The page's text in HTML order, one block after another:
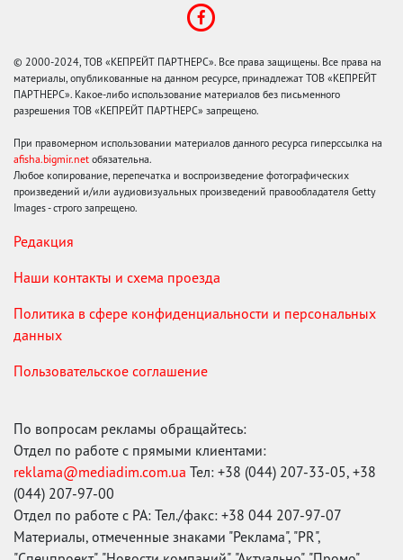
© 2000-2024, ТОВ «КЕПРЕЙТ ПАРТНЕРС». Все права защищены. Все права на
материалы, опубликованные на данном ресурсе, принадлежат ТОВ «КЕПРЕЙТ
ПАРТНЕРС». Какое-либо использование материалов без письменного
разрешения ТОВ «КЕПРЕЙТ ПАРТНЕРС» запрещено.
При правомерном использовании материалов данного ресурса гиперссылка на
afisha.bigmir.net обязательна.
Любое копирование, перепечатка и воспроизведение фотографических
произведений и/или аудиовизуальных произведений правообладателя Getty
Images - строго запрещено.
Редакция
Наши контакты и схема проезда
Политика в сфере конфиденциальности и персональных
данных
Пользовательское соглашение
По вопросам рекламы обращайтесь:
Отдел по работе с прямыми клиентами:
reklama@mediadim.com.ua Тел: +38 (044) 207-33-05, +38
(044) 207-97-00
Отдел по работе с РА: Тел./факс: +38 044 207-97-07
Материалы, отмеченные знаками "Реклама", "PR",